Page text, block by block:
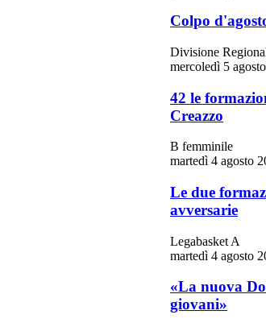
Colpo
Divisione
mercoledì 5
42 le
Creazzo
B femminile
martedì 4 agosto
Le due
avversarie
Legabasket A
martedì 4 agosto
«La nuova
giovani»